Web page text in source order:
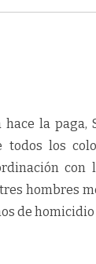
hace la
los
con
hombres
de